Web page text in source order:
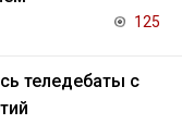
125
теледебаты с